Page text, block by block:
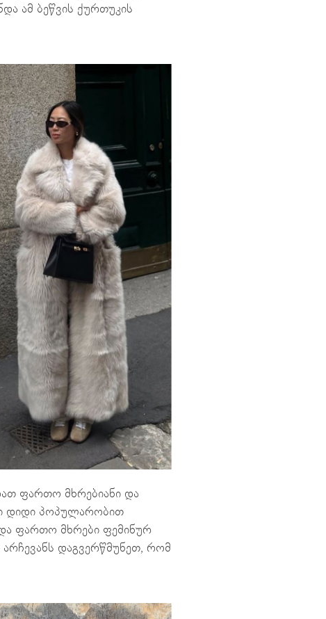
ამ ბეწვის ქურთუკის
ფართო მხრებიანი და
დიდი პოპულარობით
ფართო მხრები ფემინურ
დაგვერწმუნეთ, რომ